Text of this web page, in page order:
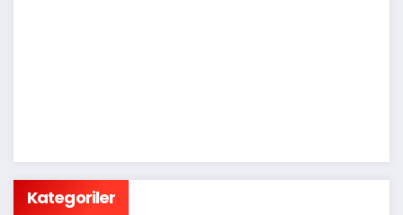
Kategoriler